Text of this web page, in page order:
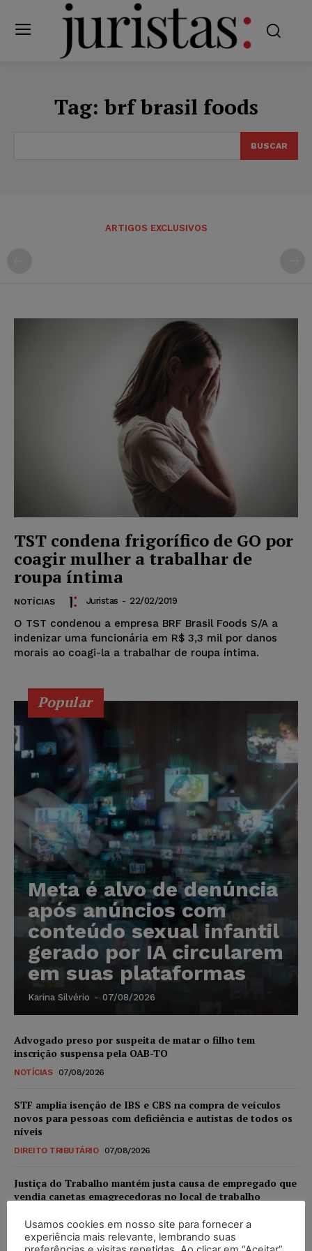
Tag:brf brasil foods
BUSCAR
ARTIGOS EXCLUSIVOS
TST condena frigorífico de GO por
coagir mulher a trabalhar de
roupa íntima
NOTÍCIAS Juristas - 22/02/2019
O TST condenou a empresa BRF Brasil Foods S/A a
indenizar uma funcionária em R$ 3,3 mil por danos
morais ao coagi-la a trabalhar de roupa íntima.
Popular
Meta é alvo de denúncia
após anúncios com
conteúdo sexual infantil
gerado por IA circularem
em suas plataformas
Karina Silvério - 07/08/2026
Advogado preso por suspeita de matar o filho tem
inscrição suspensa pela OAB-TO
NOTÍCIAS 07/08/2026
STF amplia isenção de IBS e CBS na compra de veículos
novos para pessoas com deficiência e autistas de todos os
níveis
DIREITO TRIBUTÁRIO 07/08/2026
Justiça do Trabalho mantém justa causa de empregado que
vendia canetas emagrecedoras no local de trabalho
Justiça de SP decreta prisão de suspeito investigado na
Usamos cookies em nosso site para fornecer a
experiência mais relevante, lembrando suas